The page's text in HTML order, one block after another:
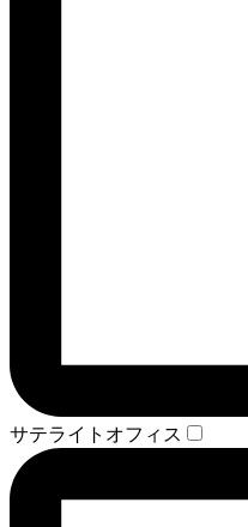
サテライトオフィス